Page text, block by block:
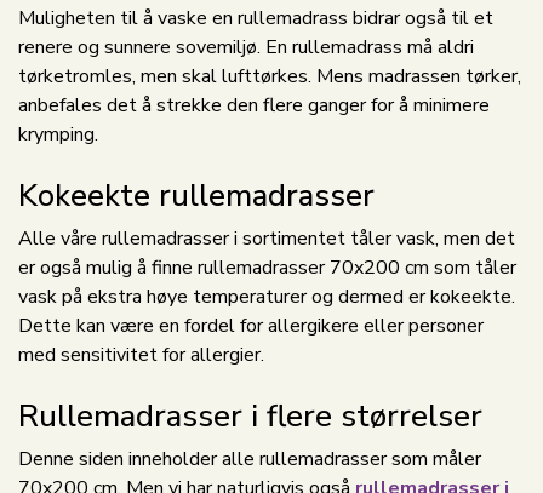
Muligheten til å vaske en rullemadrass bidrar også til et
renere og sunnere sovemiljø. En rullemadrass må aldri
tørketromles, men skal lufttørkes. Mens madrassen tørker,
anbefales det å strekke den flere ganger for å minimere
krymping.
Kokeekte rullemadrasser
Alle våre rullemadrasser i sortimentet tåler vask, men det
er også mulig å finne rullemadrasser 70x200 cm som tåler
vask på ekstra høye temperaturer og dermed er kokeekte.
Dette kan være en fordel for allergikere eller personer
med sensitivitet for allergier.
Rullemadrasser i flere størrelser
Denne siden inneholder alle rullemadrasser som måler